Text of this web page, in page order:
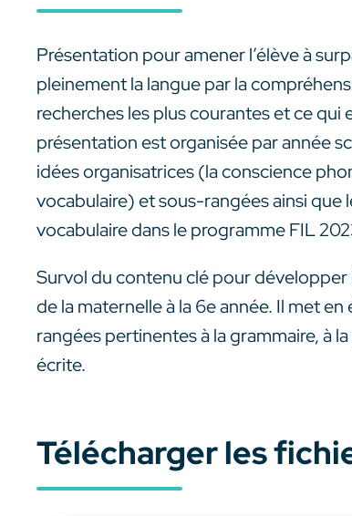
Présentation pour amener l’élève à
pleinement la langue par la
recherches les plus courantes et ce
présentation est organisée par année
idées organisatrices (la conscience
vocabulaire) et sous-rangées ainsi que
vocabulaire dans le programme FIL
Survol du contenu clé pour développer
de la maternelle à la 6e année. Il met
rangées pertinentes à la grammaire, à
écrite.
Télécharger les